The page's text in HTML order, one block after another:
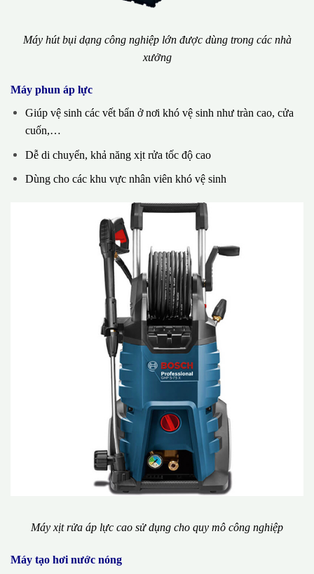
Máy hút bụi dạng công nghiệp lớn được dùng trong các nhà
xưởng
Máy phun áp lực
Giúp vệ sinh các vết bẩn ở nơi khó vệ sinh như tràn cao, cửa
cuốn,…
Dễ di chuyển, khả năng xịt rửa tốc độ cao
Dùng cho các khu vực nhân viên khó vệ sinh
Máy xịt rửa áp lực cao sử dụng cho quy mô công nghiệp
Máy tạo hơi nước nóng